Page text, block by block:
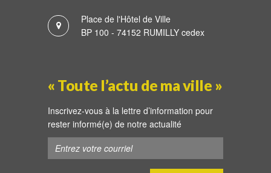
Place de l'Hôtel de Ville
BP 100 - 74152 RUMILLY cedex
« Toute l’actu de ma ville »
Inscrivez-vous à la lettre d’information pour
rester informé(e) de notre actualité